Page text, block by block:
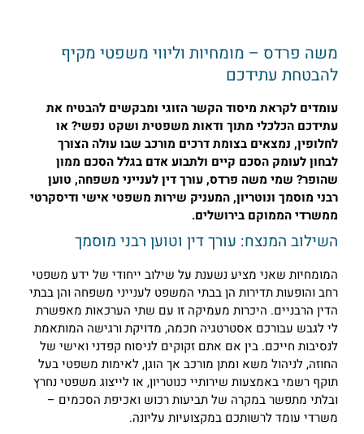
פרדס – מומחיות וליווי משפטי מקיף
עתידכם
לקראת מיסוד הקשר הזוגי ומבקשים להבטיח את
הכלכלי מתוך ודאות משפטית ושקט נפשי? או
נמצאים בצומת דרכים מורכב שבו עולה הצורך
לעומק הסכם קיים ולתבוע אדם בגלל הסכם ממון
שמי משה פרדס, עורך דין לענייני משפחה, טוען
מוסמך ונוטריון, המעניק שירות משפטי אישי ודיסקרטי
הממוקם בירושלים.
המנצח: עורך דין וטוען רבני מוסמך
שאני מציע נשענת על שילוב ייחודי של ידע משפטי
והופעות תדירות הן בבתי המשפט לענייני משפחה והן בבתי
הרבניים. היכרות מעמיקה זו עם שתי הערכאות מאפשרת
לגבש עבורכם אסטרטגיה חכמה, מדויקת ורגישה המותאמת
חייכם. בין אם אתם זקוקים לניסוח קפדני ואישי של
לניהול משא ומתן מורכב אך הוגן, לאימות משפטי בעל
רשמי באמצעות שירותיי כנוטריון, או לייצוג משפטי נחרץ
מתפשר במקרה של תביעות רכוש ואכיפת הסכמים –
עומד לרשותכם במקצועיות עליונה.